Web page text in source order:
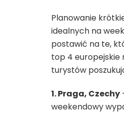
Planowanie
idealnych na
postawić na te,
top 4 europejskie
turystów
1. Praga, Czechy
weekendowy